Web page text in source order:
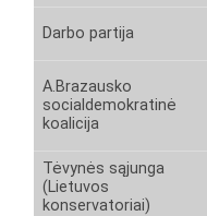
Darbo partija
A.Brazausko
socialdemokratinė
koalicija
Tėvynės sąjunga
(Lietuvos
konservatoriai)